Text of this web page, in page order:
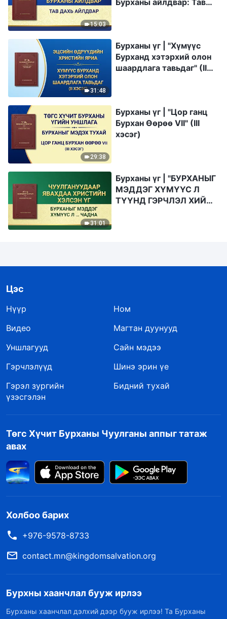
15:03
31:48
Бурханы үг | "Хүмүүс
Бурханд хэтэрхий олон
шаардлага тавьдаг" (II
29:38
Бурханы үг | "Цор ганц
Бурхан Өөрөө VII" (III
хэсэг)
31:01
Бурханы үг | "БУРХАНЫГ
МЭДДЭГ ХҮМҮҮС Л
ТҮҮНД ГЭРЧЛЭЛ ХИЙЖ
Цэс
Нүүр
Ном
Видео
Магтан дуунууд
Уншлагууд
Сайн мэдээ
Гэрчлэлүүд
Шинэ эрин үе
Гэрэл зургийн
үзэсгэлэн
Бидний тухай
Төгс Хүчит Бурханы Чуулганы аппыг татаж
авах
Холбоо барих
+976-9578-8733
contact.mn@kingdomsalvation.org
Бурхны хаанчлал бууж ирлээ
Бурханы хаанчлал дэлхий дээр бууж ирлээ! Та Бурханы